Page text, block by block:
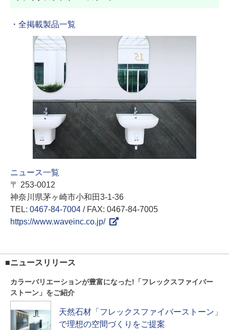
・全掲載製品一覧
ニュース一覧
〒 253-0012
神奈川県茅ヶ崎市小和田3-1-36
TEL: 0467-84-7004 / FAX: 0467-84-7005
https://www.waveinc.co.jp/
■ニュースリリース
カラーバリエーションが豊富になった!「フレックスファイバー
ストーン」をご紹介
天然石材「フレックスファイバーストーン」
で理想の空間づくりをご提案